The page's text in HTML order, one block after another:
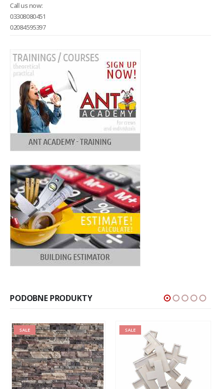
Call us now:
03308080451
02084595397
PODOBNE PRODUKTY
SALE SALE